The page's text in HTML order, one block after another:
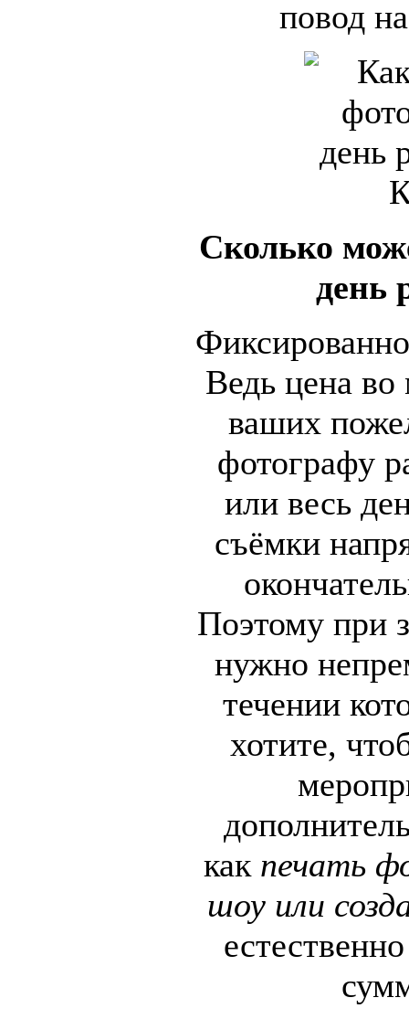
повод
Сколько
день
Ведь цена во
ваших
фотографу
или весь
съёмки
Поэтому при
нужно
течении
хотите,
как печать
шоу или